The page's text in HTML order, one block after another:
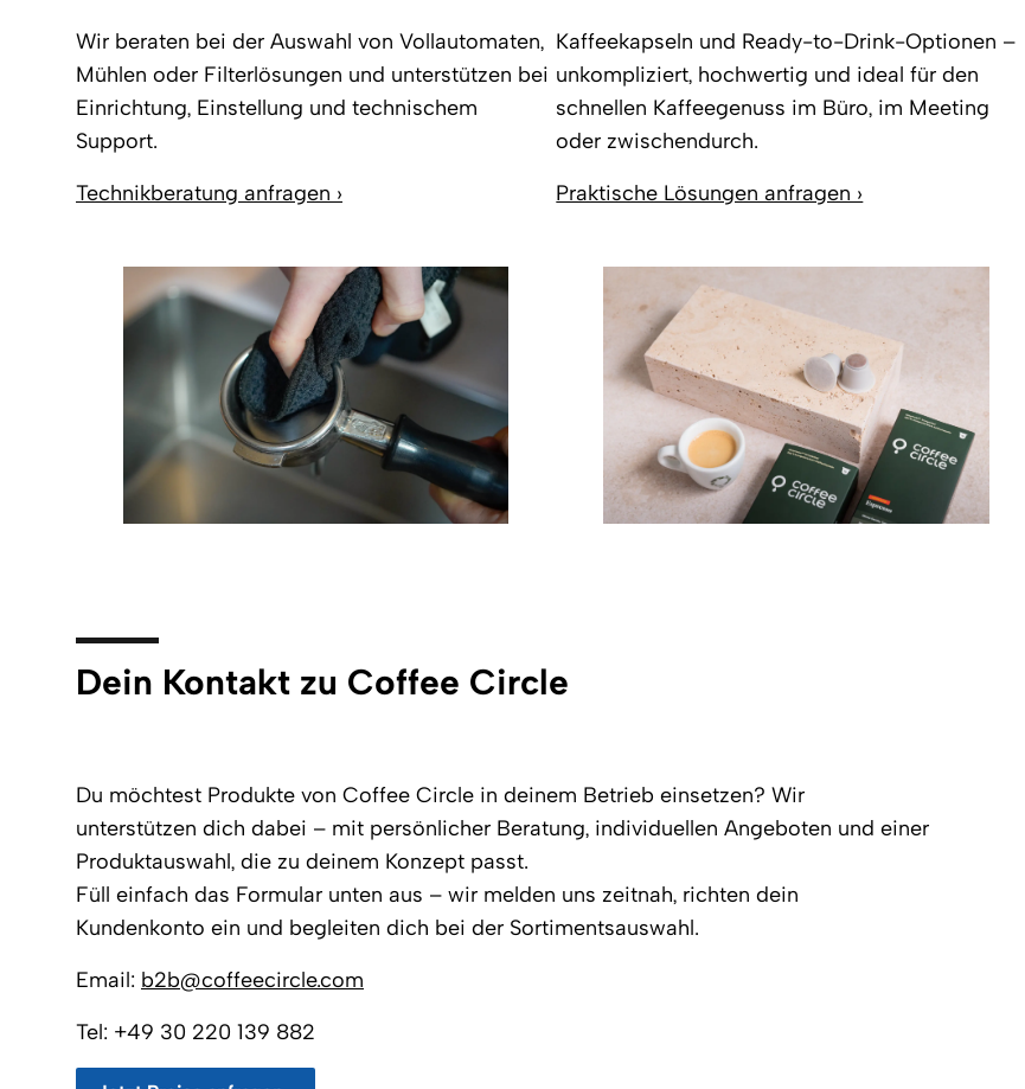
Wir beraten bei der Auswahl von Vollautomaten,
Mühlen oder Filterlösungen und unterstützen bei
Einrichtung, Einstellung und technischem
Support.
Technikberatung anfragen ›
Kaffeekapseln und Ready-to-Drink-Optionen –
unkompliziert, hochwertig und ideal für den
schnellen Kaffeegenuss im Büro, im Meeting
oder zwischendurch.
Praktische Lösungen anfragen ›
Dein Kontakt zu Coffee Circle
Du möchtest Produkte von Coffee Circle in deinem Betrieb einsetzen? Wir
unterstützen dich dabei – mit persönlicher Beratung, individuellen Angeboten und einer
Produktauswahl, die zu deinem Konzept passt.
Füll einfach das Formular unten aus – wir melden uns zeitnah, richten dein
Kundenkonto ein und begleiten dich bei der Sortimentsauswahl.
Email: b2b@coffeecircle.com
Tel: +49 30 220 139 882